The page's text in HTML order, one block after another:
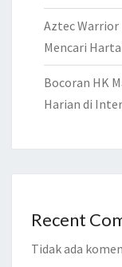
Aztec Warrior
Mencari
Bocoran HK
Harian di
Recent
Tidak ada